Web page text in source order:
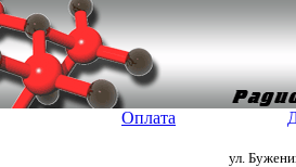
Оплата
ул.